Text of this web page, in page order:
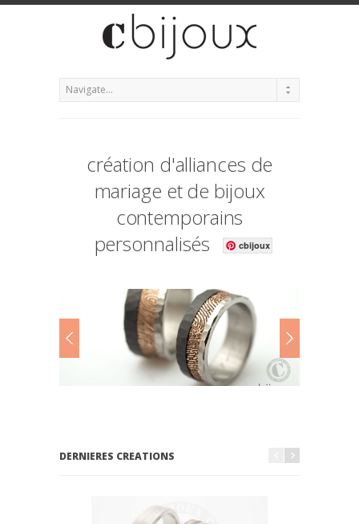
création d'alliances de
mariage et de bijoux
contemporains
personnalisés
cbijoux
DERNIERES CREATIONS